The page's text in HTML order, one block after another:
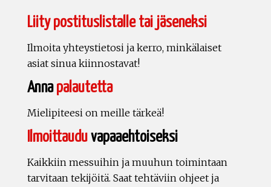
Liity postituslistalle tai jäseneksi
Ilmoita yhteystietosi ja kerro, minkälaiset
asiat sinua kiinnostavat!
Annapalautetta
Mielipiteesi on meille tärkeä!
Ilmoittauduvapaaehtoiseksi
Kaikkiin messuihin ja muuhun toimintaan
tarvitaan tekijöitä. Saat tehtäviin ohjeet ja